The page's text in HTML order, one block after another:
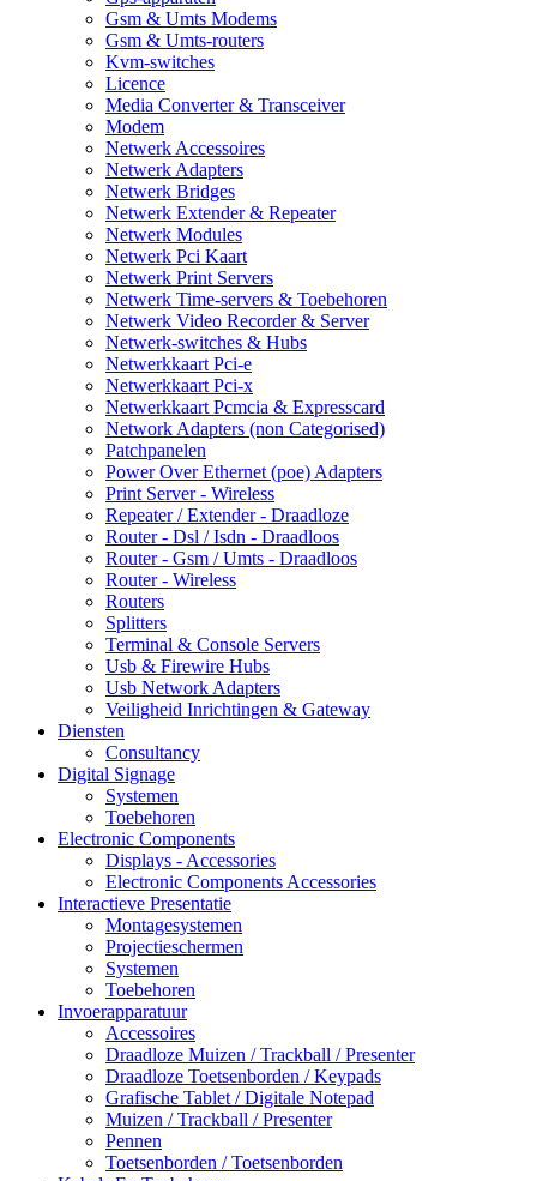
Gsm & Umts Modems
Gsm & Umts-routers
Kvm-switches
Licence
Media Converter & Transceiver
Modem
Netwerk Accessoires
Netwerk Adapters
Netwerk Bridges
Netwerk Extender & Repeater
Netwerk Modules
Netwerk Pci Kaart
Netwerk Print Servers
Netwerk Time-servers & Toebehoren
Netwerk Video Recorder & Server
Netwerk-switches & Hubs
Netwerkkaart Pci-e
Netwerkkaart Pci-x
Netwerkkaart Pcmcia & Expresscard
Network Adapters (non Categorised)
Patchpanelen
Power Over Ethernet (poe) Adapters
Print Server - Wireless
Repeater / Extender - Draadloze
Router - Dsl / Isdn - Draadloos
Router - Gsm / Umts - Draadloos
Router - Wireless
Routers
Splitters
Terminal & Console Servers
Usb & Firewire Hubs
Usb Network Adapters
Veiligheid Inrichtingen & Gateway
Diensten
Consultancy
Digital Signage
Systemen
Toebehoren
Electronic Components
Displays - Accessories
Electronic Components Accessories
Interactieve Presentatie
Montagesystemen
Projectieschermen
Systemen
Toebehoren
Invoerapparatuur
Accessoires
Draadloze Muizen / Trackball / Presenter
Draadloze Toetsenborden / Keypads
Grafische Tablet / Digitale Notepad
Muizen / Trackball / Presenter
Pennen
Toetsenborden / Toetsenborden